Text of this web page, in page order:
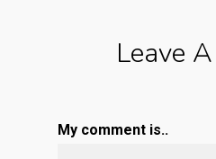
Leave
My comment is..